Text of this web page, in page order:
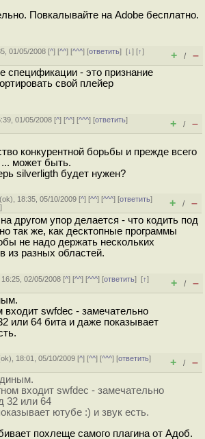
Повкалывайте на Adobe бесплатно.
01/05/2008 [^] [^^] [^^^] [ответить][↓] [↑]
+ / –
спецификации - это признание
свой плейер
01/05/2008 [^] [^^] [^^^] [ответить]
+ / –
конкурентной борьбы и прежде всего
может быть.
silverligth будет нужен?
(ok), 18:35, 05/10/2009 [^] [^^] [^^^] [ответить]
] + / –
другом упор делается - что кодить под
так же, как десктопные программы
не надо держать нескольких
из разных областей.
16:25, 02/05/2008 [^] [^^] [^^^] [ответить][↑]
+ / –
входит swfdec - замечательно
или 64 бита и даже показывает
ok), 18:01, 05/10/2009 [^] [^^] [^^^] [ответить]
+ / –
входит swfdec - замечательно
32 или 64
ютубе :) и звук есть.
похлеще самого плагина от Адоб.